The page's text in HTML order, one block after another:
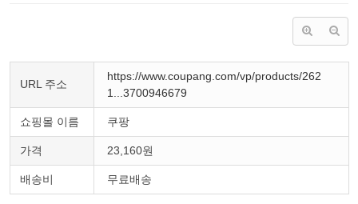
URL 주소
https://www.coupang.com/vp/products/262
1...3700946679
쇼핑몰 이름 쿠팡
가격 23,160원
배송비 무료배송